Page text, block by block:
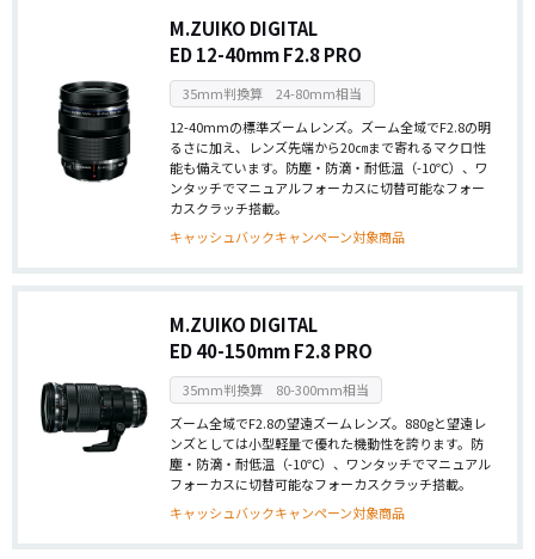
M.ZUIKO DIGITAL
ED 12-40mm F2.8 PRO
35mm判換算 24-80mm相当
12-40mmの標準ズームレンズ。ズーム全域でF2.8の明
るさに加え、レンズ先端から20㎝まで寄れるマクロ性
能も備えています。防塵・防滴・耐低温（-10℃）、ワ
ンタッチでマニュアルフォーカスに切替可能なフォー
カスクラッチ搭載。
キャッシュバックキャンペーン対象商品
M.ZUIKO DIGITAL
ED 40-150mm F2.8 PRO
35mm判換算 80-300mm相当
ズーム全域でF2.8の望遠ズームレンズ。880gと望遠レ
ンズとしては小型軽量で優れた機動性を誇ります。防
塵・防滴・耐低温（-10℃）、ワンタッチでマニュアル
フォーカスに切替可能なフォーカスクラッチ搭載。
キャッシュバックキャンペーン対象商品